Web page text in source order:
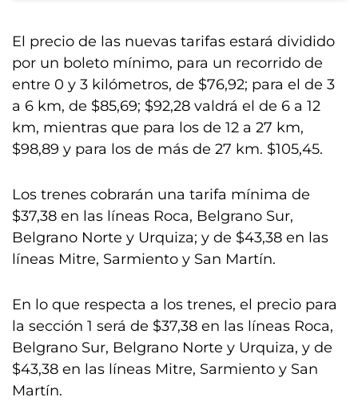
El precio de las nuevas tarifas estará dividido
por un boleto mínimo, para un recorrido de
entre 0 y 3 kilómetros, de $76,92; para el de 3
a 6 km, de $85,69; $92,28 valdrá el de 6 a 12
km, mientras que para los de 12 a 27 km,
$98,89 y para los de más de 27 km. $105,45.
Los trenes cobrarán una tarifa mínima de
$37,38 en las líneas Roca, Belgrano Sur,
Belgrano Norte y Urquiza; y de $43,38 en las
líneas Mitre, Sarmiento y San Martín.
En lo que respecta a los trenes, el precio para
la sección 1 será de $37,38 en las líneas Roca,
Belgrano Sur, Belgrano Norte y Urquiza, y de
$43,38 en las líneas Mitre, Sarmiento y San
Martín.